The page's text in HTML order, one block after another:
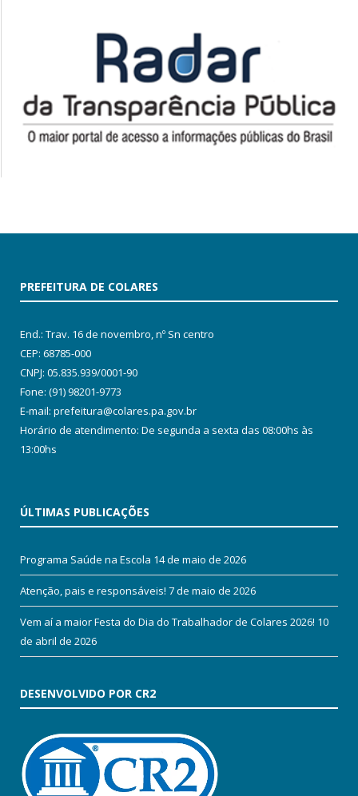
PREFEITURA DE COLARES
End.: Trav. 16 de novembro, nº Sn centro
CEP: 68785-000
CNPJ: 05.835.939/0001-90
Fone: (91) 98201-9773
E-mail: prefeitura@colares.pa.gov.br
Horário de atendimento: De segunda a sexta das 08:00hs às
13:00hs
ÚLTIMAS PUBLICAÇÕES
Programa Saúde na Escola 14 de maio de 2026
Atenção, pais e responsáveis! 7 de maio de 2026
Vem aí a maior Festa do Dia do Trabalhador de Colares 2026! 10
de abril de 2026
DESENVOLVIDO POR CR2